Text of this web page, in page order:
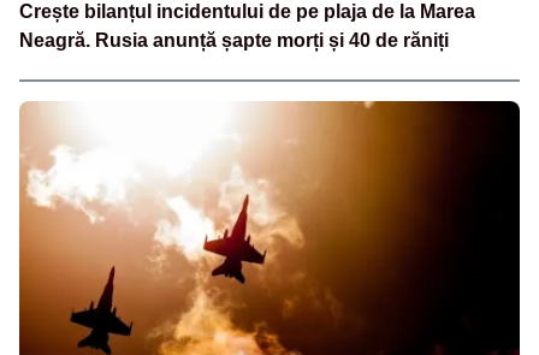
Crește bilanțul incidentului de pe plaja de la Marea
Neagră. Rusia anunță șapte morți și 40 de răniți